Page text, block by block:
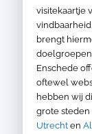
visitekaartje
brengt
Enschede
oftewel
hebben wij
grote steden
Utrecht en